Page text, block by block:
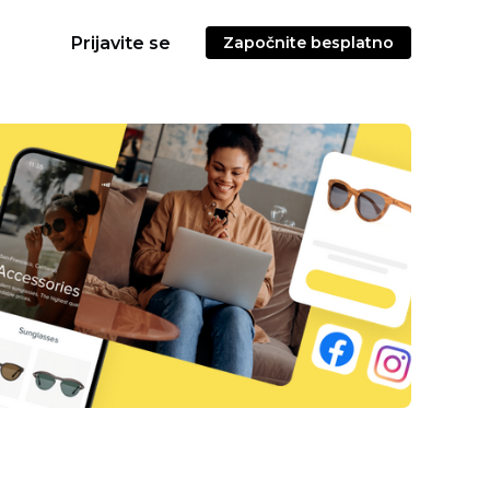
Prijavite se Započnite besplatno